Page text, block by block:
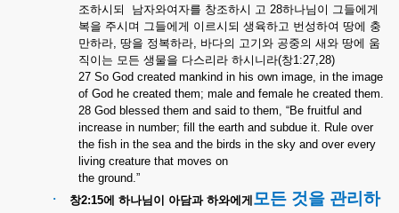
조하시되
남자와여자를 창조하시 고 28하나님이 그들에게
복을 주시며 그들에게 이르시되 생육하고 번성하여 땅에 충
만하라, 땅을 정복하라, 바다의 고기와 공중의 새와 땅에 움
직이는 모든 생물을 다스리라 하시니라(창1:27,28)
27 So God created mankind in his own image, in the image
of God he created them; male and female he created them.
28 God blessed them and said to them, “Be fruitful and
increase in number; fill the earth and subdue it. Rule over
the fish in the sea and the birds in the sky and over every
living creature that moves on
the ground.”
· 창2:15에 하나님이 아담과 하와에게 모든 것을 관리하